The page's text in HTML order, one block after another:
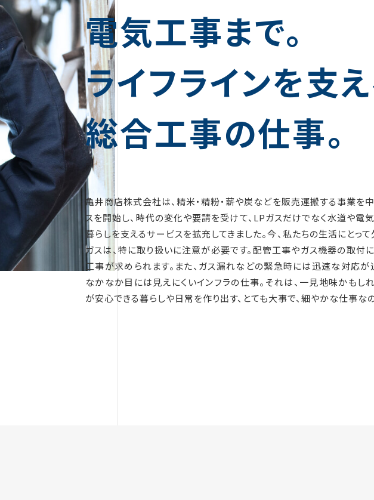
電気工事まで。
ライフラインを支
総合工事の仕事。
亀井商店株式会社は、精米・精粉・薪や炭などを販売運搬する事業を
スを開始し、時代の変化や要請を受けて、LPガスだけでなく水道や電気
暮らしを支えるサービスを拡充してきました。今、私たちの生活にとっ
ガスは、特に取り扱いに注意が必要です。配管工事やガス機器の取付
工事が求められます。また、ガス漏れなどの緊急時には迅速な対応が
なかなか目には見えにくいインフラの仕事。それは、一見地味かもし
が安心できる暮らしや日常を作り出す、とても大事で、細やかな仕事なの